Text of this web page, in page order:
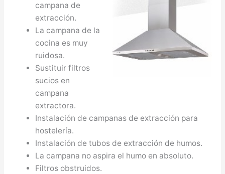
campana de
extracción.
La campana de la
cocina es muy
ruidosa.
Sustituir filtros
sucios en
campana
extractora.
Instalación de campanas de extracción para
hostelería.
Instalación de tubos de extracción de humos.
La campana no aspira el humo en absoluto.
Filtros obstruidos.